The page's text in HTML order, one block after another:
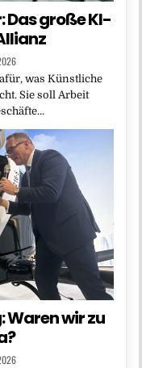
Das große KI-
was Künstliche
Sie soll Arbeit
Waren wir zu